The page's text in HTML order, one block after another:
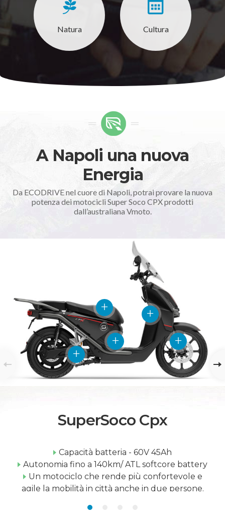
Natura Cultura
A Napoli una nuova
Energia
Da ECODRIVE nel cuore di Napoli, potrai provare la nuova
potenza dei motocicli Super Soco CPX prodotti
dall’australiana Vmoto.
SuperSoco Cpx
Capacità batteria - 60V 45Ah
Autonomia fino a 140km/ ATL softcore battery
Un motociclo che rende più confortevole e
agile la mobilità in città anche in due persone.